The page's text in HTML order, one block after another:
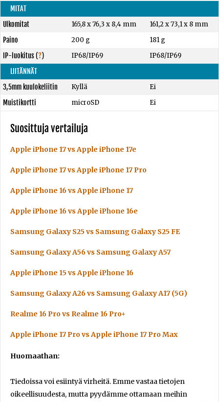
MITAT
Ulkomitat
165,8 x 76,3 x 8,4 mm
161,2 x 73,1 x 8 mm
Paino
200 g
181 g
IP-luokitus(?) IP68/IP69
IP68/IP69
LIITÄNNÄT
3,5mm kuulokeliitin
Kyllä
Ei
Muistikortti
microSD Ei
Suosittuja vertailuja
Apple iPhone 17 vs Apple iPhone 17e
Apple iPhone 17 vs Apple iPhone 17 Pro
Apple iPhone 16 vs Apple iPhone 17
Apple iPhone 16 vs Apple iPhone 16e
Samsung Galaxy S25 vs Samsung Galaxy S25 FE
Samsung Galaxy A56 vs Samsung Galaxy A57
Apple iPhone 15 vs Apple iPhone 16
Samsung Galaxy A26 vs Samsung Galaxy A17 (5G)
Realme 16 Pro vs Realme 16 Pro+
Apple iPhone 17 Pro vs Apple iPhone 17 Pro Max
Huomaathan:
Tiedoissa voi esiintyä virheitä. Emme vastaa tietojen
oikeellisuudesta, mutta pyydämme ottamaan meihin